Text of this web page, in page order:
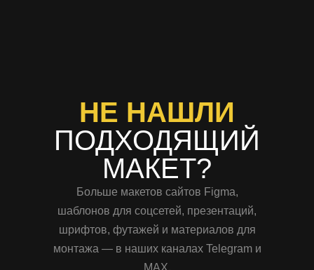
НЕ НАШЛИ
ПОДХОДЯЩИЙ
МАКЕТ?
Больше макетов сайтов Figma,
шаблонов для соцсетей, презентаций,
шрифтов, футажей и материалов для
монтажа — в наших каналах Telegram и
MAX.